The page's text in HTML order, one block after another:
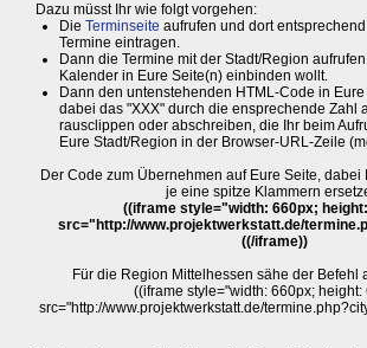
Dazu müsst Ihr wie folgt vorgehen:
Die Terminseite aufrufen und dort
Termine eintragen.
Dann die Termine mit der Stadt/Region
Kalender in Eure Seite(n) einbinden wollt.
Dann den untenstehenden HTML-Code in
dabei das "XXX" durch die ensprechende Zahl
rausclippen oder abschreiben, die Ihr beim
Eure Stadt/Region in der Browser-URL-Zeile
Der Code zum Übernehmen auf Eure Seite,
je eine spitze Klammern
((iframe style="width: 660px;
src="http://www.projektwerkstatt.de/
((/iframe))
Für die Region Mittelhessen sähe der Befehl
((iframe style="width: 660px; height:
src="http://www.projektwerkstatt.de/